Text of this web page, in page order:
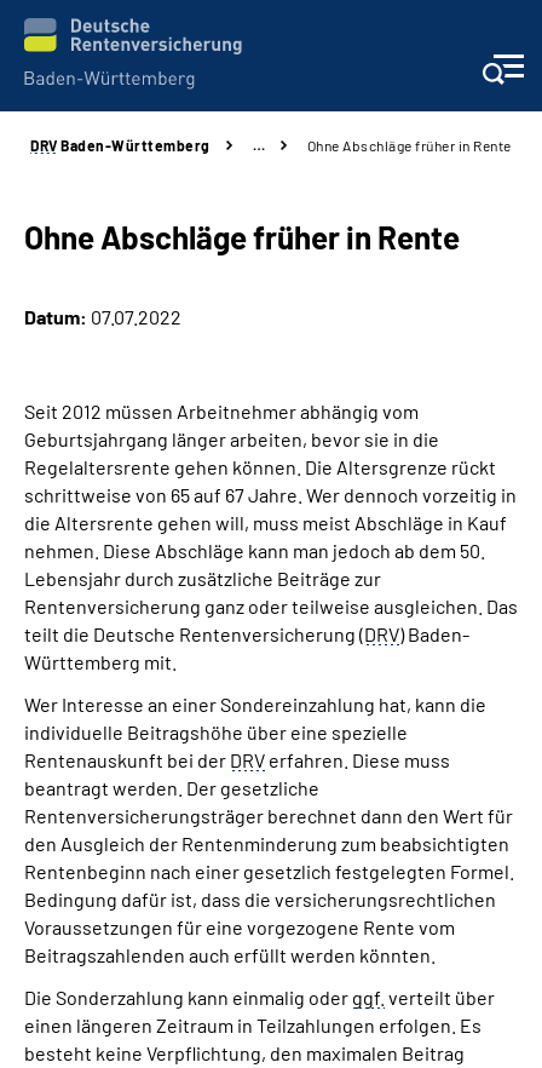
Beratung und Kontakt
Kunden
Presse
Über uns
Inhalte in Gebärdensprache (DGS)
Leichte Sprache
Mein Kundenportal
DRV Baden-Württemberg … Ohne Abschläge früher in Rente
Ohne Abschläge früher in Rente
Datum: 07.07.2022
Seit 2012 müssen Arbeitnehmer abhängig vom
Geburtsjahrgang länger arbeiten, bevor sie in die
Regelaltersrente gehen können. Die Altersgrenze rückt
schrittweise von 65 auf 67 Jahre. Wer dennoch vorzeitig in
die Altersrente gehen will, muss meist Abschläge in Kauf
nehmen. Diese Abschläge kann man jedoch ab dem 50.
Lebensjahr durch zusätzliche Beiträge zur
Rentenversicherung ganz oder teilweise ausgleichen. Das
teilt die Deutsche Rentenversicherung (DRV) Baden-
Württemberg mit.
Wer Interesse an einer Sondereinzahlung hat, kann die
individuelle Beitragshöhe über eine spezielle
Rentenauskunft bei der DRV erfahren. Diese muss
beantragt werden. Der gesetzliche
Rentenversicherungsträger berechnet dann den Wert für
den Ausgleich der Rentenminderung zum beabsichtigten
Rentenbeginn nach einer gesetzlich festgelegten Formel.
Bedingung dafür ist, dass die versicherungsrechtlichen
Voraussetzungen für eine vorgezogene Rente vom
Beitragszahlenden auch erfüllt werden könnten.
Die Sonderzahlung kann einmalig oder ggf. verteilt über
einen längeren Zeitraum in Teilzahlungen erfolgen. Es
besteht keine Verpflichtung, den maximalen Beitrag